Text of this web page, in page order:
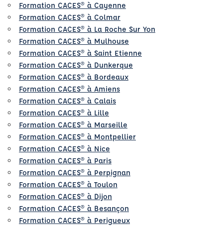
Formation CACES® à Cayenne
Formation CACES® à Colmar
Formation CACES® à La Roche Sur Yon
Formation CACES® à Mulhouse
Formation CACES® à Saint Etienne
Formation CACES® à Dunkerque
Formation CACES® à Bordeaux
Formation CACES® à Amiens
Formation CACES® à Calais
Formation CACES® à Lille
Formation CACES® à Marseille
Formation CACES® à Montpellier
Formation CACES® à Nice
Formation CACES® à Paris
Formation CACES® à Perpignan
Formation CACES® à Toulon
Formation CACES® à Dijon
Formation CACES® à Besançon
Formation CACES® à Perigueux